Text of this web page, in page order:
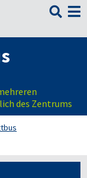

des Zentrums